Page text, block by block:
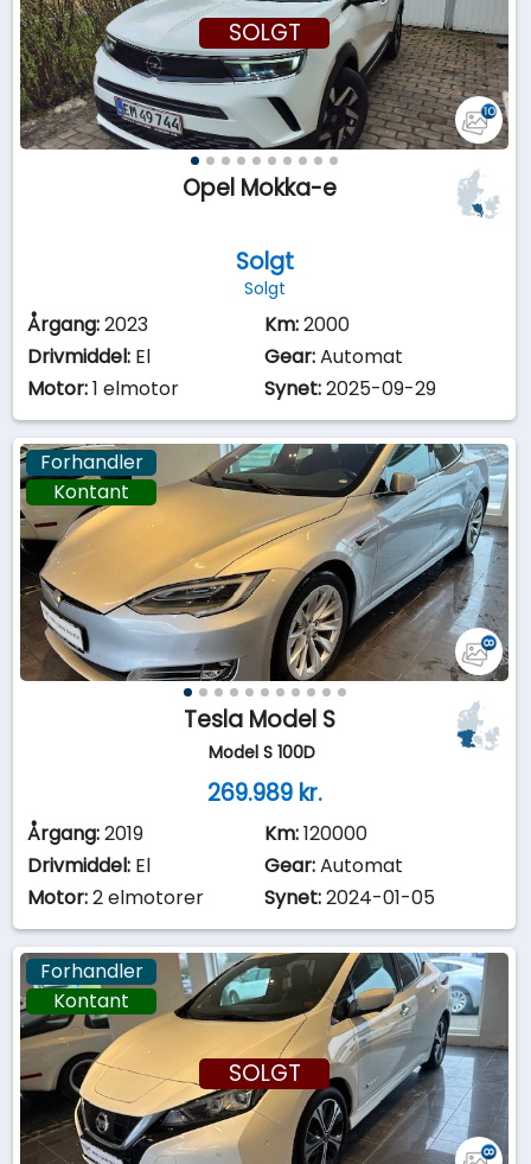
SOLGT
Opel Mokka-e
Solgt
Solgt
Årgang:2023 Km:2000
Drivmiddel: El Gear:Automat
Motor:1 elmotor Synet:2025-09-29
Kontant
Forhandler
Tesla Model S
Model S 100D
269.989 kr.
Årgang:2019 Km:120000
Drivmiddel: El Gear:Automat
Motor:2 elmotorer Synet:2024-01-05
Kontant
Forhandler
SOLGT